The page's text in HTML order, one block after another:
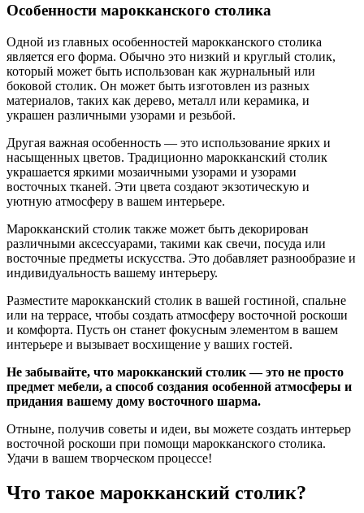
Особенности марокканского столика
Одной из главных особенностей марокканского столика
является его форма. Обычно это низкий и круглый столик,
который может быть использован как журнальный или
боковой столик. Он может быть изготовлен из разных
материалов, таких как дерево, металл или керамика, и
украшен различными узорами и резьбой.
Другая важная особенность — это использование ярких и
насыщенных цветов. Традиционно марокканский столик
украшается яркими мозаичными узорами и узорами
восточных тканей. Эти цвета создают экзотическую и
уютную атмосферу в вашем интерьере.
Марокканский столик также может быть декорирован
различными аксессуарами, такими как свечи, посуда или
восточные предметы искусства. Это добавляет разнообразие и
индивидуальность вашему интерьеру.
Разместите марокканский столик в вашей гостиной, спальне
или на террасе, чтобы создать атмосферу восточной роскоши
и комфорта. Пусть он станет фокусным элементом в вашем
интерьере и вызывает восхищение у ваших гостей.
Не забывайте, что марокканский столик — это не просто
предмет мебели, а способ создания особенной атмосферы и
придания вашему дому восточного шарма.
Отныне, получив советы и идеи, вы можете создать интерьер
восточной роскоши при помощи марокканского столика.
Удачи в вашем творческом процессе!
Что такое марокканский столик?